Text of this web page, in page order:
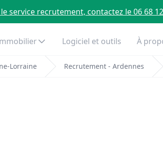
service recrutement, contactez le 06 68
Logiciel et outils À
Lorraine Recrutement - Ardennes